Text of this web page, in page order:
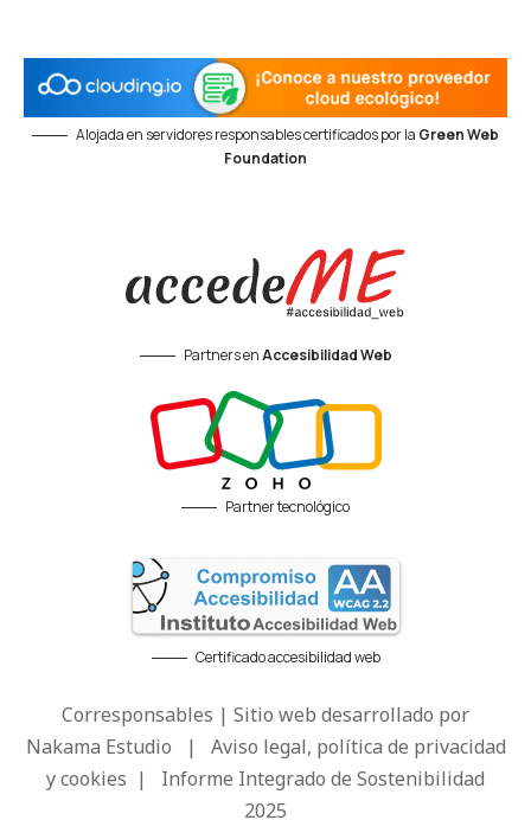
Alojada en servidores responsables certificados por la Green Web
Foundation
Partners enAccesibilidad Web
Partner tecnológico
Certificado accesibilidad web
Corresponsables | Sitio web desarrollado por
Nakama Estudio | Aviso legal, política de privacidad
y cookies | Informe Integrado de Sostenibilidad
2025